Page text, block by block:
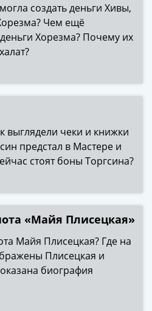
создать деньги Хивы,
Чем ещё
Хорезма? Почему их
выглядели чеки и книжки
предстал в Мастере и
стоят боны Торгсина?
«Майя Плисецкая»
Майя Плисецкая? Где на
Плисецкая и
биография
набор всех 18
2026 года!
в любой город РФ!
платёжным
подарки